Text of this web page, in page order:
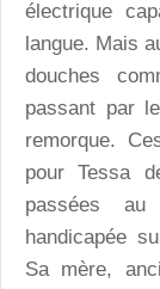
électrique
langue. Mais
douches
passant par
remorque.
pour Tessa
passées
handicapée
Sa mère,